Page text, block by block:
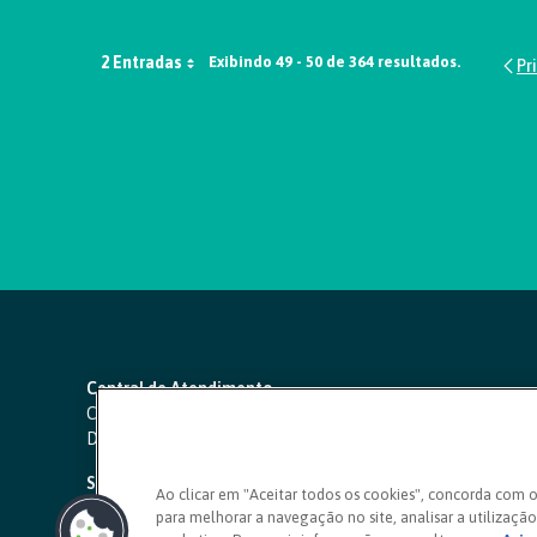
2 Entradas Exibindo 49 - 50 de 364 resultados.
Central de Atendimento
Capitais e regiões metropolitanas:
Demais localidades:
SAC 24 horas
Ouvidoria
Ao clicar em "Aceitar todos os cookies", concorda com
para melhorar a navegação no site, analisar a